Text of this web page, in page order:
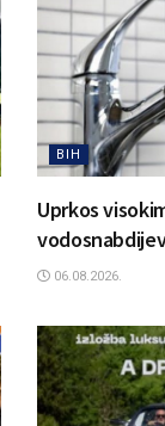
BIH
Uprkos
06.08.2026.